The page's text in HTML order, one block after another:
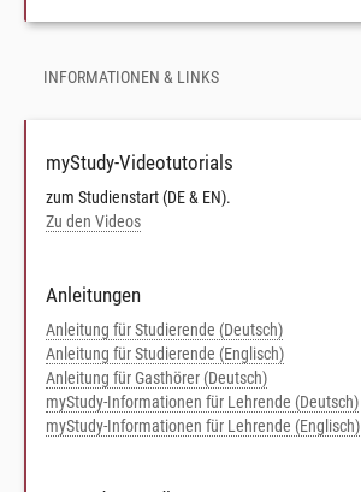
INFORMATIONEN & LINKS
myStudy-Videotutorials
zum Studienstart (DE & EN).
Zu den Videos
Anleitungen
Anleitung für Studierende (Deutsch)
Anleitung für Studierende (Englisch)
Anleitung für Gasthörer (Deutsch)
myStudy-Informationen für Lehrende (Deutsch)
myStudy-Informationen für Lehrende (Englisch)